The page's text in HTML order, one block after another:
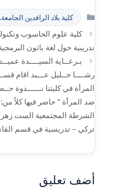
التصنيفات
كلية بلاد الرافدين الجامعة.
كلية علوم الحاسوب
تدريبية حول لغة باثون
بـرعــاية السيــــدة
رشــــا خــليل عـــبد اقام
المرأة في كليتنا نــــــدوة
ضد المرأة ” حاضر فيها كلاً
الشرطة المجتمعية الست
تركي – تدريسية في قسم
أضف تعليق